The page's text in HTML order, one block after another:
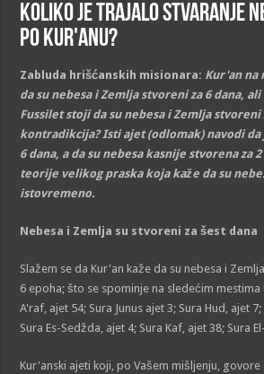
Koliko je trajalo stvaranje
po Kur'anu?
Zabluda hrišćanskih misionara: Kur'an na
da su nebesa i Zemlja stvoreni za 6 dana,
Fussilet stoji da su nebesa i Zemlja stvoreni
kontradikcija? Isti ajet (odlomak) navodi da
6 dana, a da su nebesa kasnije stvorena za
teorije velikog praska koja kaže da su
istovremeno.
Nebesa i Zemlja su stvoreni za šest dana
Slažem se da Kur'an kaže da su nebesa i
6 epoha; što se spominje na sledećim mestima
A'raf, ajet 54; Sura Junus ajet 3; Sura Hud, ajet
Sura Es-Sedžda, ajet 4; Sura Kaf, ajet 38; Sura
Kur'anski ajeti koji, po Vašem mišljenju, govore